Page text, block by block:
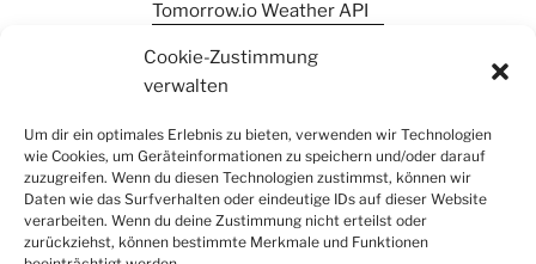
Cookie-Zustimmung
verwalten
Um dir ein optimales Erlebnis zu bieten, verwenden wir Technologien
wie Cookies, um Geräteinformationen zu speichern und/oder darauf
zuzugreifen. Wenn du diesen Technologien zustimmst, können wir
Daten wie das Surfverhalten oder eindeutige IDs auf dieser Website
verarbeiten. Wenn du deine Zustimmung nicht erteilst oder
zurückziehst, können bestimmte Merkmale und Funktionen